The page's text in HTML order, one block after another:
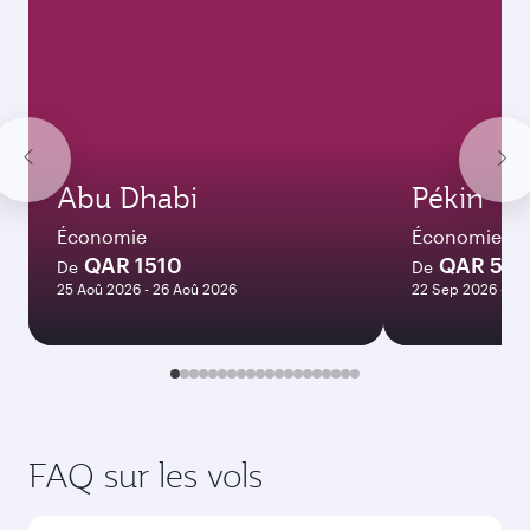
Abu Dhabi
Économie
De QAR 1510
25 Aoû 2026 - 26 Aoû 2026
Pékin
Économie
De QAR
22 Sep 2026 - 29
FAQ sur les vols